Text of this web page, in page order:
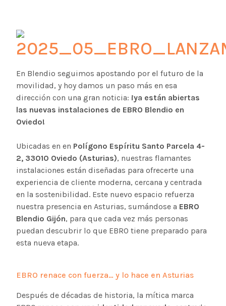
En Blendio seguimos apostando por el futuro de la
movilidad, y hoy damos un paso más en esa
dirección con una gran noticia: ¡ya están abiertas
las nuevas instalaciones de EBRO Blendio en
Oviedo!
Ubicadas en en Polígono Espíritu Santo Parcela 4-
2, 33010 Oviedo (Asturias), nuestras flamantes
instalaciones están diseñadas para ofrecerte una
experiencia de cliente moderna, cercana y centrada
en la sostenibilidad. Este nuevo espacio refuerza
nuestra presencia en Asturias, sumándose a EBRO
Blendio Gijón, para que cada vez más personas
puedan descubrir lo que EBRO tiene preparado para
esta nueva etapa.
EBRO renace con fuerza… y lo hace en Asturias
Después de décadas de historia, la mítica marca